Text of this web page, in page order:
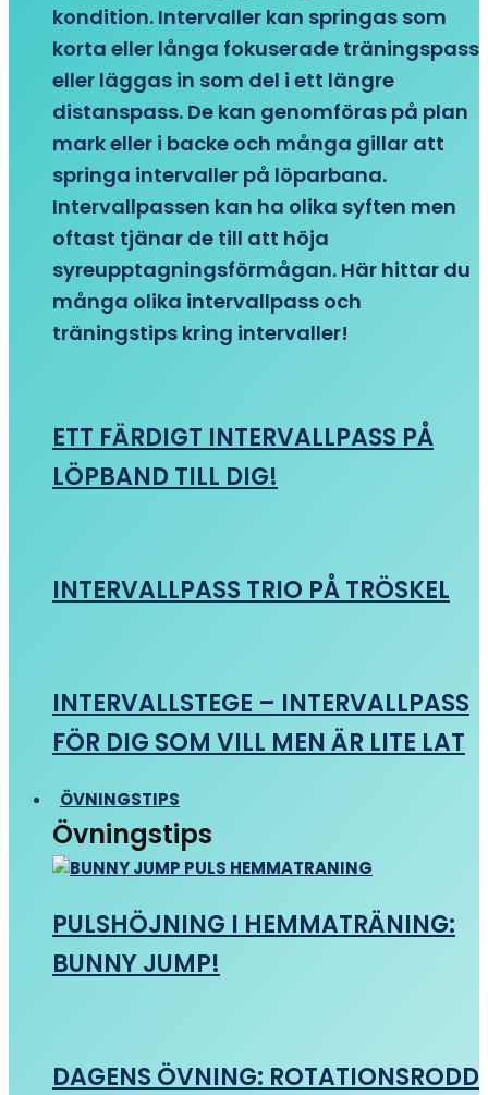
kondition. Intervaller kan springas som
korta eller långa fokuserade träningspass
eller läggas in som del i ett längre
distanspass. De kan genomföras på plan
mark eller i backe och många gillar att
springa intervaller på löparbana.
Intervallpassen kan ha olika syften men
oftast tjänar de till att höja
syreupptagningsförmågan. Här hittar du
många olika intervallpass och
träningstips kring intervaller!
ETT FÄRDIGT INTERVALLPASS PÅ
LÖPBAND TILL DIG!
INTERVALLPASS TRIO PÅ TRÖSKEL
INTERVALLSTEGE – INTERVALLPASS
FÖR DIG SOM VILL MEN ÄR LITE LAT
ÖVNINGSTIPS
Övningstips
PULSHÖJNING I HEMMATRÄNING:
BUNNY JUMP!
DAGENS ÖVNING: ROTATIONSRODD